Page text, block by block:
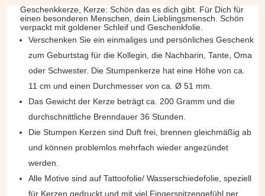
Geschenkkerze, Kerze: Schön das es dich gibt. Für Dich für
einen besonderen Menschen, dein Lieblingsmensch. Schön
verpackt mit goldener Schleif und Geschenkfolie.
Verschenken Sie ein einmaliges und persönliches Geschenk
zum Geburtstag für die Kollegin, die Nachbarin, Tante, Oma
oder Schwester. Die Stumpenkerze hat eine Höhe von ca.
11 cm und einen Durchmesser von ca. Ø 51 mm.
Das Gewicht der Kerze beträgt ca. 200 Gramm und die
durchschnittliche Brenndauer 36 Stunden.
Die Stumpen Kerzen sind Duft frei, brennen gleichmäßig ab
und können problemlos mehrfach wieder angezündet
werden.
Alle Motive sind auf Tattoofolie/ Wasserschiedefolie, speziell
für Kerzen gedruckt und mit viel Fingerspitzengefühl per